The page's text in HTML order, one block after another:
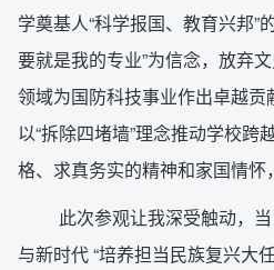
学奠基人“科学报国、教育兴邦”
要就是我的专业”为信念，放弃
领域为国防科技事业作出卓越贡
以“拆除四堵墙”理念推动学校跨
格、求真务实的精神和家国情怀
此次参观让我深受触动，
与新时代 “培养担当民族复兴大